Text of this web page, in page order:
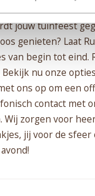
lekker
jouw tuinfeest
genieten? Laat
van begin tot eind.
nu onze
ons op om een
contact met
Wij zorgen voor
jij voor de